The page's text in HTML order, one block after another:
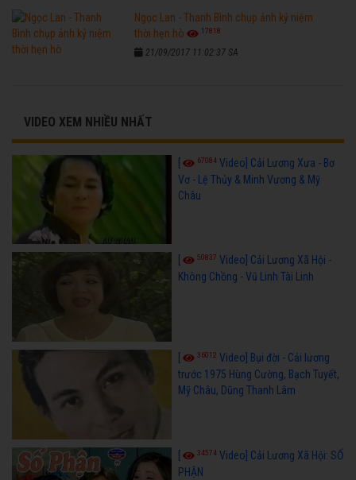
Ngọc Lan - Thanh Bình chụp ảnh kỷ niệm
thời hẹn hò
17818
21/09/2017 11:02:37 SA
VIDEO XEM NHIỀU NHẤT
[ 67084 Video] Cải Lương Xưa - Bơ
Vơ - Lệ Thủy & Minh Vương & Mỹ
Châu
50837 Video] Cải Lương Xã Hội -
Không Chồng - Vũ Linh Tài Linh
36012 Video] Bụi đời - Cải lương
trước 1975 Hùng Cường, Bạch Tuyết,
Mỹ Châu, Dũng Thanh Lâm
34574 Video] Cải Lương Xã Hội: SỐ
PHẬN